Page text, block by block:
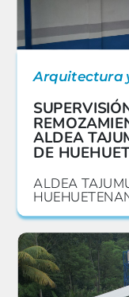
Arquitectura
ALDEA
DE
ALDEA